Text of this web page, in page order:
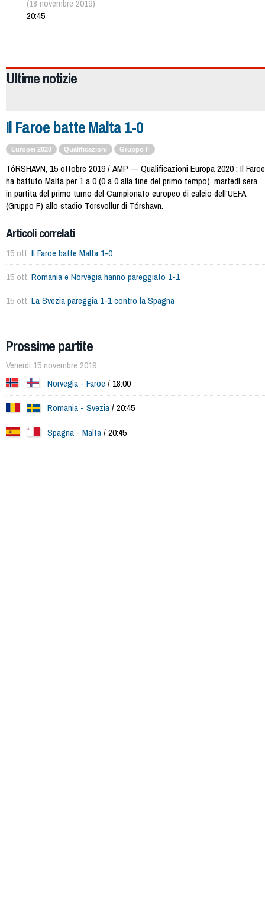
(18 novembre 2019)
20:45
Ultime notizie
Il Faroe batte Malta 1-0
Europei 2020 Qualificazioni Gruppo F
TóRSHAVN, 15 ottobre 2019 / AMP — Qualificazioni Europa 2020 : Il Faroe
ha battuto Malta per 1 a 0 (0 a 0 alla fine del primo tempo), martedì sera,
in partita del primo turno del Campionato europeo di calcio dell'UEFA
(Gruppo F) allo stadio Torsvollur di Tórshavn.
Articoli correlati
15 ott. Il Faroe batte Malta 1-0
15 ott. Romania e Norvegia hanno pareggiato 1-1
15 ott. La Svezia pareggia 1-1 contro la Spagna
Prossime partite
Venerdì 15 novembre 2019
Norvegia - Faroe / 18:00
Romania - Svezia/ 20:45
Spagna - Malta/ 20:45